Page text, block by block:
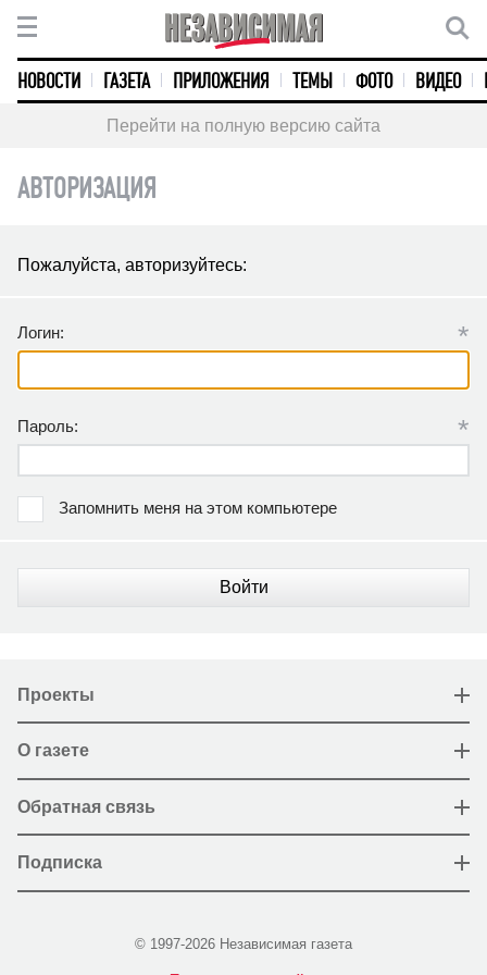
НОВОСТИ ГАЗЕТА ПРИЛОЖЕНИЯ ТЕМЫ ФОТО ВИДЕО
Перейти на полную версию сайта
АВТОРИЗАЦИЯ
Пожалуйста, авторизуйтесь:
Логин: *
Пароль: *
Запомнить меня на этом компьютере
Войти
Проекты
О газете
Обратная связь
Подписка
© 1997-2026 Независимая газета